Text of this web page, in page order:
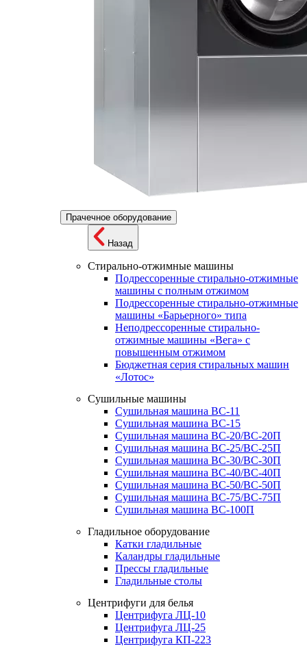
Прачечное оборудование
Назад
Стирально-отжимные машины
Подрессоренные стирально-отжимные
машины с полным отжимом
Подрессоренные стирально-отжимные
машины «Барьерного» типа
Неподрессоренные стирально-
отжимные машины «Вега» с
повышенным отжимом
Бюджетная серия стиральных машин
«Лотос»
Сушильные машины
Сушильная машина ВС-11
Сушильная машина ВС-15
Сушильная машина ВС-20/ВС-20П
Сушильная машина ВС-25/ВС-25П
Сушильная машина ВС-30/ВС-30П
Сушильная машина ВС-40/ВС-40П
Сушильная машина ВС-50/ВС-50П
Сушильная машина ВС-75/ВС-75П
Сушильная машина ВС-100П
Гладильное оборудование
Катки гладильные
Каландры гладильные
Прессы гладильные
Гладильные столы
Центрифуги для белья
Центрифуга ЛЦ-10
Центрифуга ЛЦ-25
Центрифуга КП-223